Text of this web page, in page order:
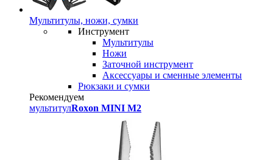
Мультитулы, ножи, сумки
Инструмент
Мультитулы
Ножи
Заточной инструмент
Аксессуары и сменные элементы
Рюкзаки и сумки
Рекомендуем
мультитулRoxon MINI M2